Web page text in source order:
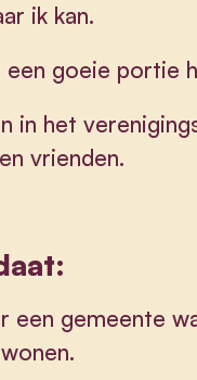
ik kan.
goeie portie
in het
vrienden.
een gemeente